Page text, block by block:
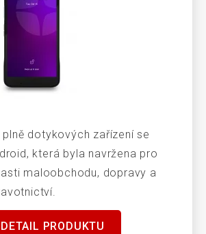
dotykových zařízení se
která byla navržena pro
maloobchodu, dopravy a
DETAIL PRODUKTU